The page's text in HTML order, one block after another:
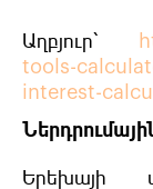
Աղբյուր՝
tools-
interest-
Երեխայի